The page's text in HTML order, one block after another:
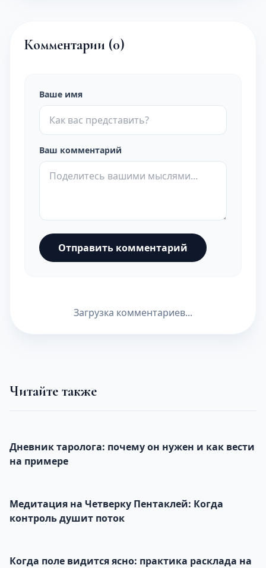
Комментарии (0)
Ваше имя
Ваш комментарий
Отправить комментарий
Загрузка комментариев...
Читайте также
Дневник таролога: почему он нужен и как вести
на примере
Медитация на Четверку Пентаклей: Когда
контроль душит поток
Когда поле видится ясно: практика расклада на